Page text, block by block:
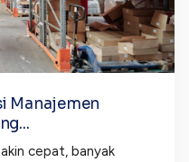
Manajemen
cepat, banyak